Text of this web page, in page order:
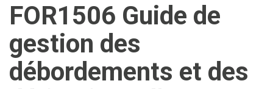
FOR1506 Guide de
gestion des
débordements et des